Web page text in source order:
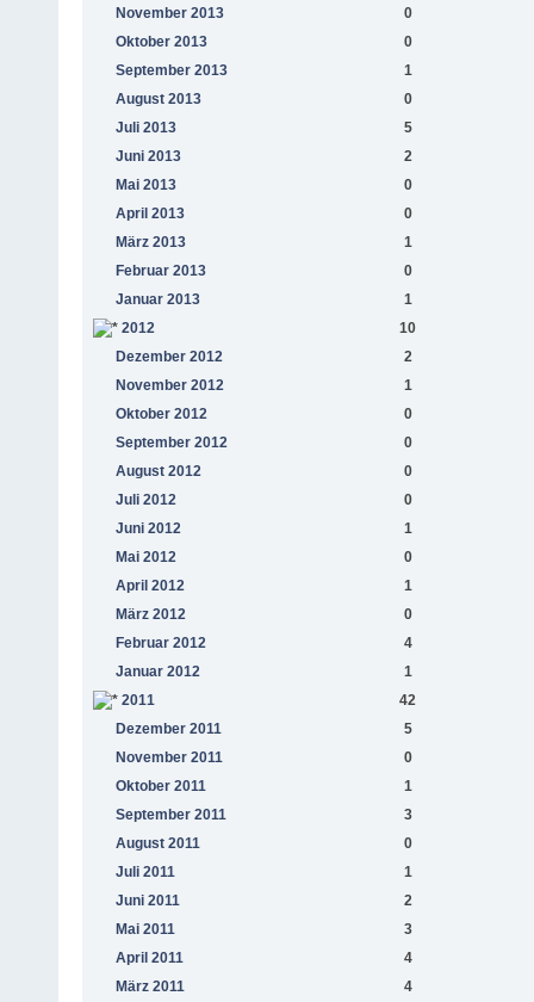
November 2013
0
Oktober 2013
0
September 2013
1
August 2013
0
Juli 2013
5
Juni 2013
2
Mai 2013
0
April 2013
0
März 2013
1
Februar 2013
0
Januar 2013
1
2012
10
Dezember 2012
2
November 2012
1
Oktober 2012
0
September 2012
0
August 2012
0
Juli 2012
0
Juni 2012
1
Mai 2012
0
April 2012
1
März 2012
0
Februar 2012
4
Januar 2012
1
2011
42
Dezember 2011
5
November 2011
0
Oktober 2011
1
September 2011
3
August 2011
0
Juli 2011
1
Juni 2011
2
Mai 2011
3
April 2011
4
März 2011
4